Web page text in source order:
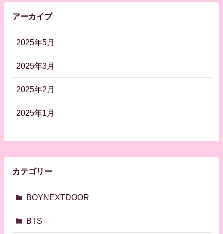
アーカイブ
2025年5月
2025年3月
2025年2月
2025年1月
カテゴリー
BOYNEXTDOOR
BTS